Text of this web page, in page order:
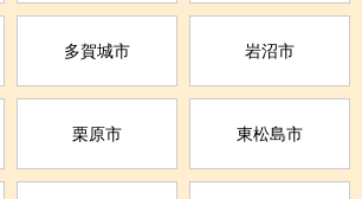
多賀城市 岩沼市
栗原市 東松島市